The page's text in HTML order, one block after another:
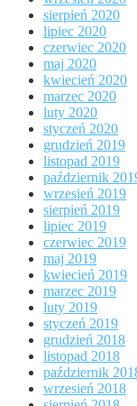
sierpień 2020
lipiec 2020
czerwiec 2020
maj 2020
kwiecień 2020
marzec 2020
luty 2020
styczeń 2020
grudzień 2019
listopad 2019
październik
wrzesień 2019
sierpień 2019
lipiec 2019
czerwiec 2019
maj 2019
kwiecień 2019
marzec 2019
luty 2019
styczeń 2019
grudzień 2018
listopad 2018
październik
wrzesień 2018